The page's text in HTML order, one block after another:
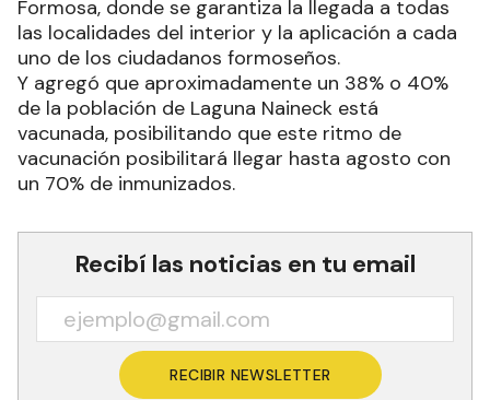
Formosa, donde se garantiza la llegada a todas
las localidades del interior y la aplicación a cada
uno de los ciudadanos formoseños.
Y agregó que aproximadamente un 38% o 40%
de la población de Laguna Naineck está
vacunada, posibilitando que este ritmo de
vacunación posibilitará llegar hasta agosto con
un 70% de inmunizados.
Recibí las noticias en tu email
RECIBIR NEWSLETTER